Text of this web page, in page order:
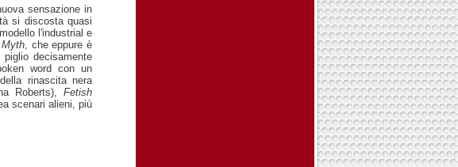
sensazione in
si discosta quasi
l'industrial e
, che eppure è
decisamente
word con un
rinascita nera
Roberts), Fetish
scenari alieni, più